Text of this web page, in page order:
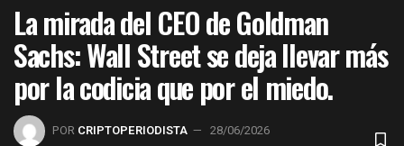
La mirada del CEO de Goldman
Sachs: Wall Street se deja llevar más
por la codicia que por el miedo.
POR CRIPTOPERIODISTA
28/06/2026